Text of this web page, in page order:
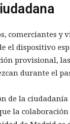
comerciantes y
el dispositivo
provisional,
durante el
de la
la